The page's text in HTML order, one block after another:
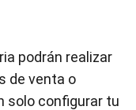
podrán realizar
de venta o
solo configurar tu